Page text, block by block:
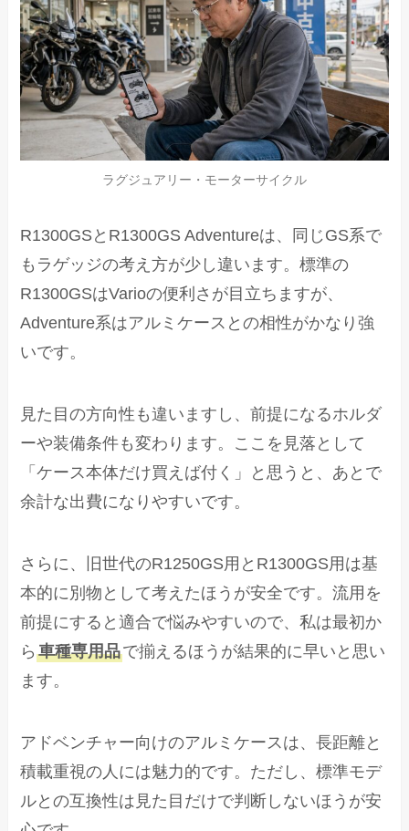
ラグジュアリー・モーターサイクル
R1300GSとR1300GS Adventureは、同じGS系で
もラゲッジの考え方が少し違います。標準の
R1300GSはVarioの便利さが目立ちますが、
Adventure系はアルミケースとの相性がかなり強
いです。
見た目の方向性も違いますし、前提になるホルダ
ーや装備条件も変わります。ここを見落として
「ケース本体だけ買えば付く」と思うと、あとで
余計な出費になりやすいです。
さらに、旧世代のR1250GS用とR1300GS用は基
本的に別物として考えたほうが安全です。流用を
前提にすると適合で悩みやすいので、私は最初か
ら車種専用品で揃えるほうが結果的に早いと思い
ます。
アドベンチャー向けのアルミケースは、長距離と
積載重視の人には魅力的です。ただし、標準モデ
ルとの互換性は見た目だけで判断しないほうが安